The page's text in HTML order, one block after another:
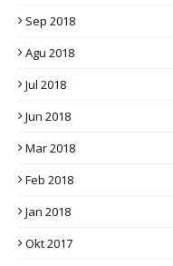
Sep 2018
Agu 2018
Jul 2018
Jun 2018
Mar 2018
Feb 2018
Jan 2018
Okt 2017